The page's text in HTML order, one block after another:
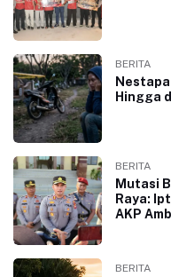
BERITA
Hingga
BERITA
Mutasi
Raya:
AKP
BERITA